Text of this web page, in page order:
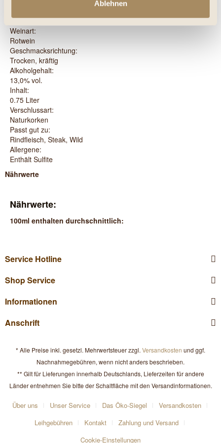
Ablehnen
Merlot, Cabernet Sauvignon
Weinart:
Rotwein
Geschmacksrichtung:
Trocken, kräftig
Alkoholgehalt:
13,0% vol.
Inhalt:
0.75 Liter
Verschlussart:
Naturkorken
Passt gut zu:
Rindfleisch, Steak, Wild
Allergene:
Enthält Sulfite
Nährwerte
Nährwerte:
100ml enthalten durchschnittlich:
Service Hotline
Shop Service
Informationen
Anschrift
* Alle Preise inkl. gesetzl. Mehrwertsteuer zzgl. Versandkosten und ggf.
Nachnahmegebühren, wenn nicht anders beschrieben.
** Gilt für Lieferungen innerhalb Deutschlands, Lieferzeiten für andere
Länder entnehmen Sie bitte der Schaltfläche mit den Versandinformationen.
Über uns Unser Service Das Öko-Siegel
Versandkosten
Leihgebühren
Kontakt
Zahlung und Versand
Cookie-Einstellungen